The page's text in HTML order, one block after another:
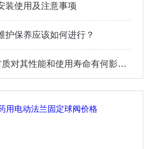
装使用及注意事项
护保养应该如何进行？
304卫生级离心泵的材质对其性能和使用寿命有何影响？